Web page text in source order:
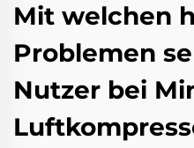
Mit welchen
Problemen
Nutzer bei